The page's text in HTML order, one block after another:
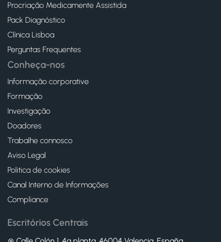
Procriação Medicamente Assistida
Pack Diagnóstico
Clínica Lisboa
Perguntas Frequentes
Conheça-nos
Informação corporative
Formação
Investigação
Doadores
Trabalhe connosco
Aviso Legal
Politica de cookies
Canal Interno de Informações
Compliance
Escritórios Centrais